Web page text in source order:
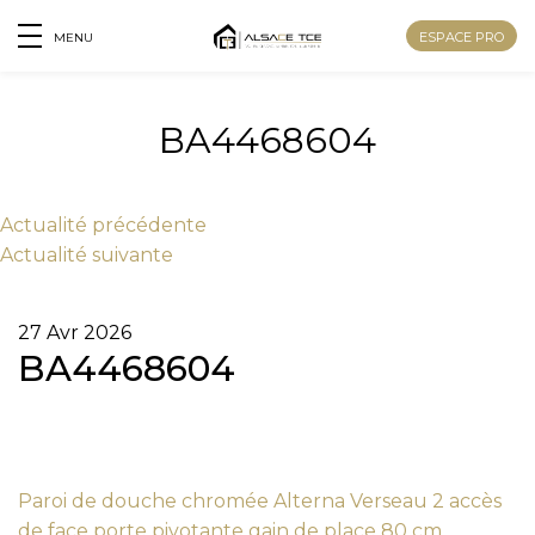
MENU ESPACE PRO
BA4468604
Actualité précédente
Actualité suivante
27 Avr 2026
BA4468604
Paroi de douche chromée Alterna Verseau 2 accès
Prénom